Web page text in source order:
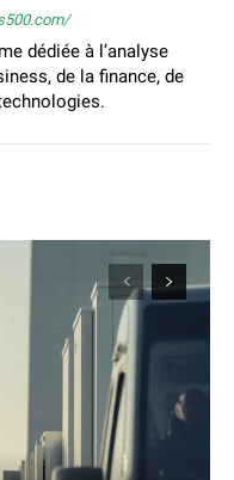
dédiée à l’analyse
de la finance, de